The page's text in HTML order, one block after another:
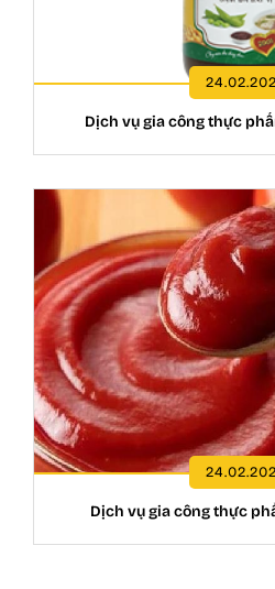
Dịch vụ gia công thực
Dịch vụ gia công thực